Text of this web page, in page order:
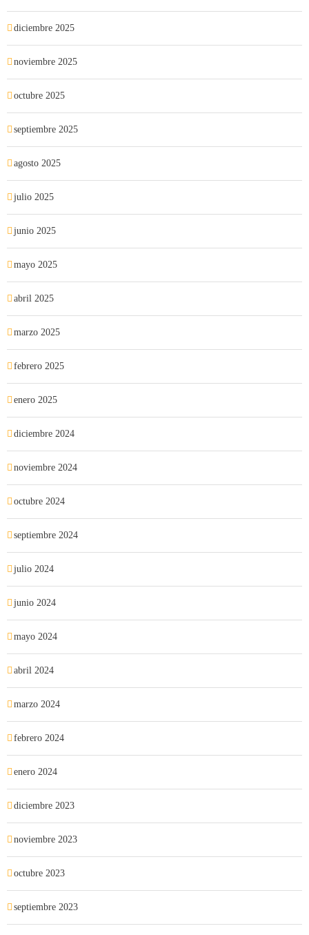
diciembre 2025
noviembre 2025
octubre 2025
septiembre 2025
agosto 2025
julio 2025
junio 2025
mayo 2025
abril 2025
marzo 2025
febrero 2025
enero 2025
diciembre 2024
noviembre 2024
octubre 2024
septiembre 2024
julio 2024
junio 2024
mayo 2024
abril 2024
marzo 2024
febrero 2024
enero 2024
diciembre 2023
noviembre 2023
octubre 2023
septiembre 2023